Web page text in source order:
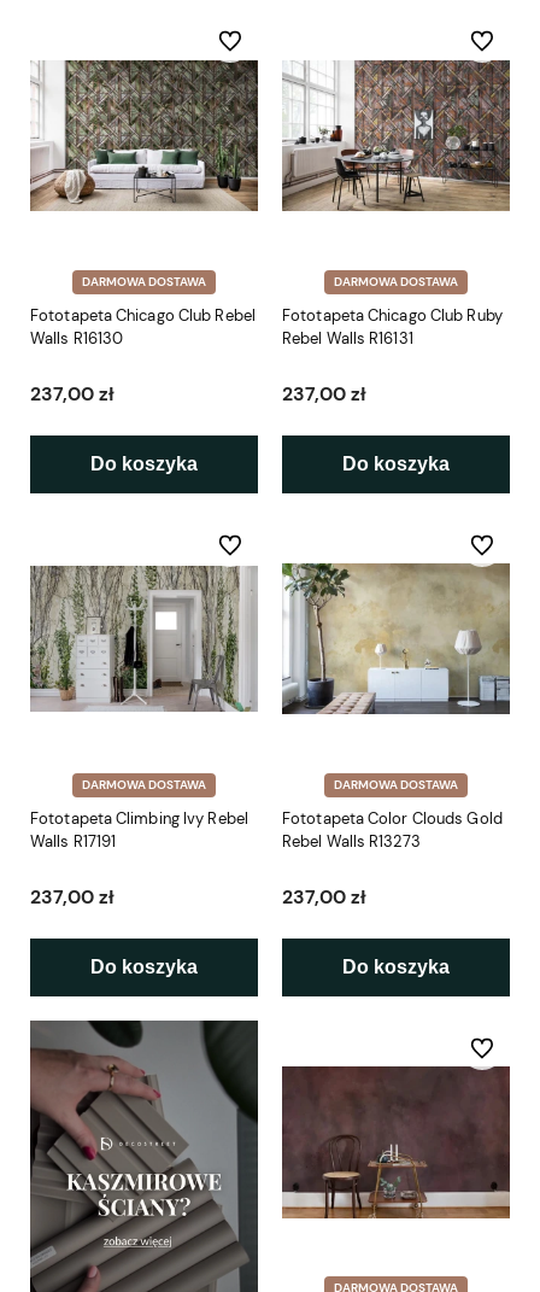
DARMOWA DOSTAWA
Fototapeta Chicago Club Rebel
Walls R16130
237,00 zł
Do koszyka
Do ulubionych
DARMOWA DOSTAWA
Fototapeta Chicago Club Ruby
Rebel Walls R16131
237,00 zł
Do koszyka
Do
DARMOWA DOSTAWA
Fototapeta Climbing Ivy Rebel
Walls R17191
237,00 zł
Do koszyka
Do ulubionych
DARMOWA DOSTAWA
Fototapeta Color Clouds Gold
Rebel Walls R13273
237,00 zł
Do koszyka
Do
DARMOWA DOSTAWA
Do